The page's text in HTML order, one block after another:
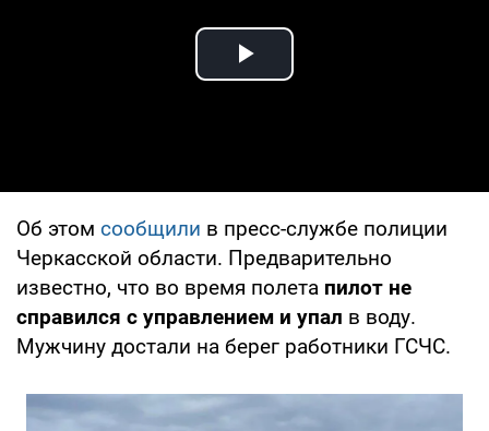
Play Video
Об этом сообщили в пресс-службе полиции
Черкасской области. Предварительно
известно, что во время полета пилот не
справился с управлением и упал в воду.
Мужчину достали на берег работники ГСЧС.